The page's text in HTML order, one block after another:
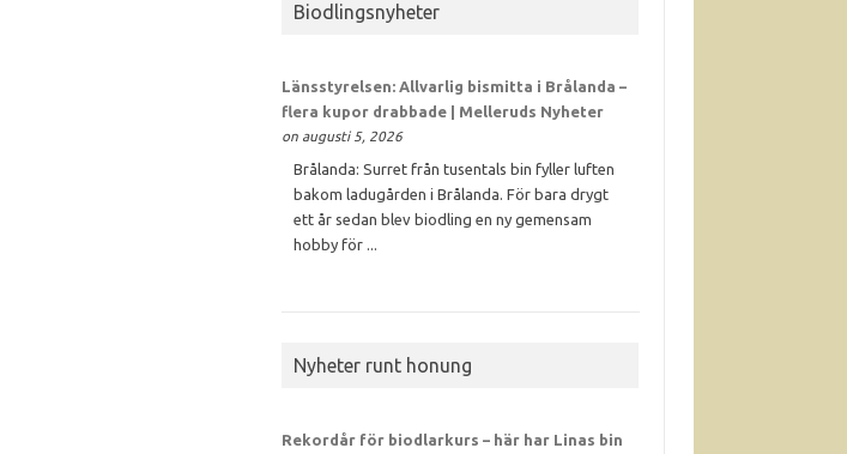
Biodlingsnyheter
Länsstyrelsen: Allvarlig bismitta i Brålanda –
flera kupor drabbade | Melleruds Nyheter
on augusti 5, 2026
Brålanda: Surret från tusentals bin fyller luften
bakom ladugården i Brålanda. För bara drygt
ett år sedan blev biodling en ny gemensam
hobby för ...
Nyheter runt honung
Rekordår för biodlarkurs – här har Linas bin